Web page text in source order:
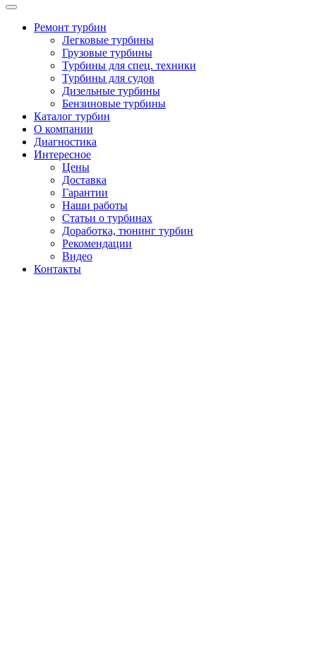
Ремонт турбин
Легковые турбины
Грузовые турбины
Турбины для спец. техники
Турбины для судов
Дизельные турбины
Бензиновые турбины
Каталог турбин
О компании
Диагностика
Интересное
Цены
Доставка
Гарантии
Наши работы
Статьи о турбинах
Доработка, тюнинг турбин
Рекомендации
Видео
Контакты